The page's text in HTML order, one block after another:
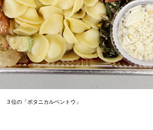
３位の「ボタニカルベントウ」